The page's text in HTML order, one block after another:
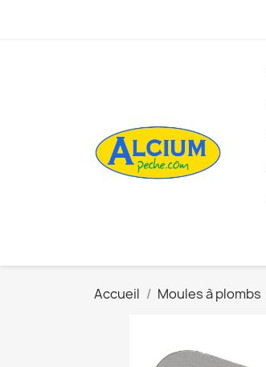
Accueil Moules à plombs